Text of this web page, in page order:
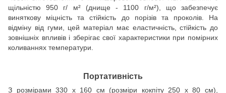
щільністю 950 г/ м² (днище - 1100 г/м²), що забезпечує
виняткову міцність та стійкість до порізів та проколів. На
відміну від гуми, цей матеріал має еластичність, стійкість до
зовнішніх впливів і зберігає свої характеристики при помірних
коливаннях температури.
Портативність
З розмірами 330 х 160 см (розміри кокпіту 250 х 80 см),